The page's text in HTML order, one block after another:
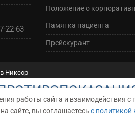
работы сайта и взаимодействия
сайте, вы соглашаетесь с политикой
22-63
Положение о
Памятка пациента
Прейскурант
Никсор
ИНФОРМАЦИОННЫЙ ХАРАКТЕР И НИ